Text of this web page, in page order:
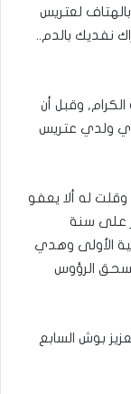
لعتريس
نفديك بالدم..
الكرام, وقبل أن
ولدي عتريس
له ألا يعفو
على سنة
الأولى وهدي
بسحق الرؤوس
بوش السابع